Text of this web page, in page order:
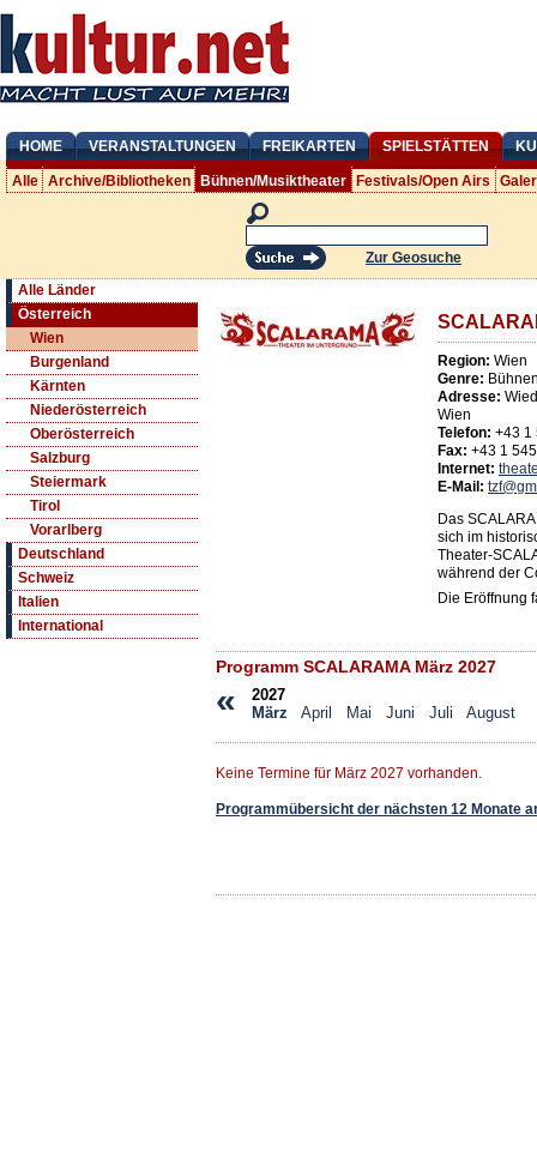
HOME VERANSTALTUNGEN FREIKARTEN SPIELSTÄTTEN
Alle Archive/Bibliotheken Bühnen/Musiktheater Festivals/Open Airs
Zur Geosuche
Alle Länder
Österreich
Wien
Burgenland
Kärnten
Niederösterreich
Oberösterreich
Salzburg
Steiermark
Tirol
Vorarlberg
Deutschland
Schweiz
Italien
International
Region: Wien
Genre:
Adresse:
Wien
Telefon: +43 1
Fax: +43 1
Internet:
E-Mail:
Das
sich im
Theater-
während der
Die Eröffnung
Programm SCALARAMA März 2027
«
2027
März
April Mai Juni Juli August
Keine Termine für März 2027 vorhanden.
Programmübersicht der nächsten 12 Monate